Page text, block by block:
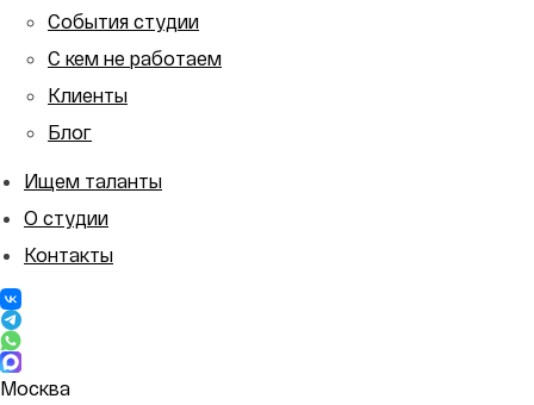
События студии
С кем не работаем
Клиенты
Блог
Ищем таланты
О студии
Контакты
Москва